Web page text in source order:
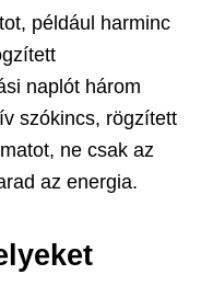
például harminc
naplót három
szókincs, rögzített
ne csak az
az energia.